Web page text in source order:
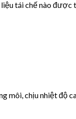
tái chế nào được
môi, chịu nhiệt độ